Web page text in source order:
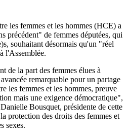
les femmes et les hommes (HCE) a
précédent" de femmes députées, qui
souhaitant désormais qu'un "réel
l'Assemblée.
de la part des femmes élues à
remarquable pour un partage
les femmes et les hommes, preuve
mais une exigence démocratique",
Bousquet, présidente de cette
protection des droits des femmes et
sexes.